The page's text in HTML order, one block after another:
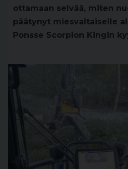
ottamaan selvää, miten
päätynyt miesvaltaiselle
Ponsse Scorpion Kingin